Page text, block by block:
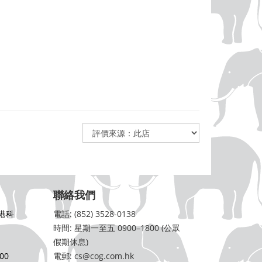
科
聯絡我們
電話: (852) 3528-0138
時間: 星期一至五 0900–1800 (公眾
假期休息)
電郵: cs@cog.com.hk